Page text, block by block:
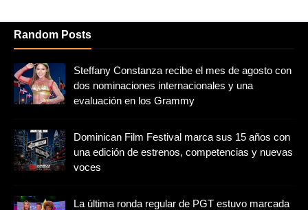
Random Posts
Steffany Constanza recibe el mes de agosto con
dos nominaciones internacionales y una
evaluación en los Grammy
Dominican Film Festival marca sus 15 años con
una edición de estrenos, competencias y nuevas
voces
La última ronda regular de PGT estuvo marcada